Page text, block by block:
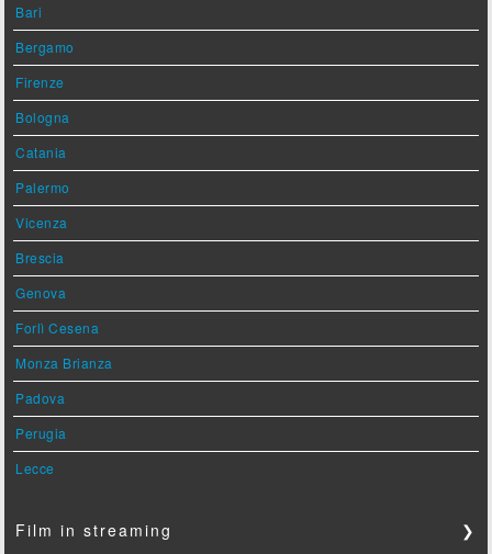
Bari
Bergamo
Firenze
Bologna
Catania
Palermo
Vicenza
Brescia
Genova
Forlì Cesena
Monza Brianza
Padova
Perugia
Lecce
Film in streaming ❯